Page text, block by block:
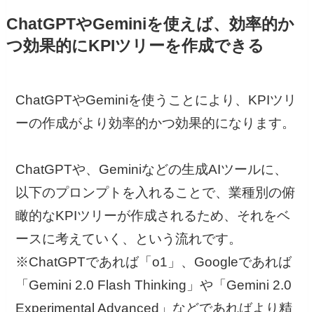
ChatGPTやGeminiを使えば、効率的か
つ効果的にKPIツリーを作成できる
ChatGPTやGeminiを使うことにより、KPIツリ
ーの作成がより効率的かつ効果的になります。
ChatGPTや、Geminiなどの生成AIツールに、
以下のプロンプトを入れることで、業種別の俯
瞰的なKPIツリーが作成されるため、それをベ
ースに考えていく、という流れです。
※ChatGPTであれば「o1」、Googleであれば
「Gemini 2.0 Flash Thinking」や「Gemini 2.0
Experimental Advanced」などであればより精